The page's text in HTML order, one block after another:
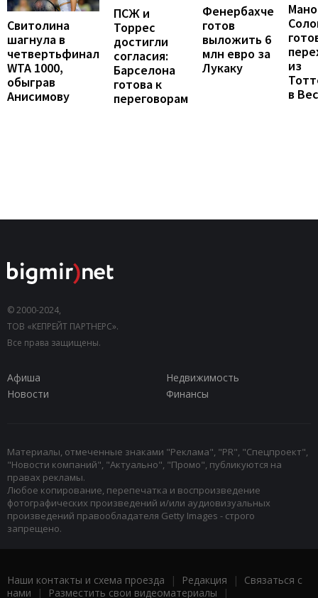
Свитолина
шагнула в
четвертьфинал
WTA 1000,
обыграв
Анисимову
ПСЖ и
Торрес
достигли
согласия:
Барселона
готова к
переговорам
Фенербахче
готов
выложить 6
млн евро за
Лукаку
из
в
© 2000-2024,
ТОВ «КЕПРЕЙТ ПАРТНЕРС».
Все права защищены.
Афиша
Недвижимость
Новости
Финансы
Материалы, отмеченные знаками "Реклама", "PR", "Спецпроект",
"Новости компаний", "Актуально", "Промо", публикуются на
правах рекламы.
Любое копирование, перепечатка и воспроизведение
фотографических произведений и/или аудиовизуальных
произведений правообладателя Getty Images - строго
запрещено.
Наши контакты и схема проезда | Редакция | Связаться с
нами | Разместить свои видеоматериалы |